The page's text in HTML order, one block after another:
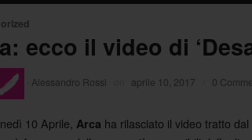
ecco il video di
Alessandro Rossi aprile 10, 2017 0
10 Aprile, Arca ha rilasciato il video tratto dal